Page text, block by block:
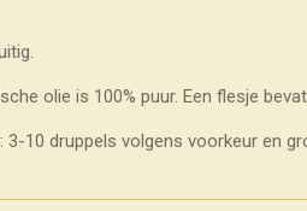
olie is 100% puur. Een flesje
3-10 druppels volgens voorkeur en